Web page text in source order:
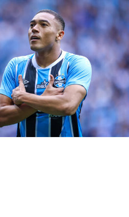
Contudo, a tendência é de
da Turquia.
GRÊMIO
JP GALVÃO
jogo sobre Renato Portaluppi